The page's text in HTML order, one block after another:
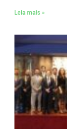
Leia mais »